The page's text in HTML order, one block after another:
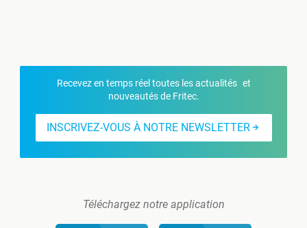
Recevez en temps réel toutes les actualités et
nouveautés de Fritec.
INSCRIVEZ-VOUS À NOTRE NEWSLETTER
Téléchargez notre application